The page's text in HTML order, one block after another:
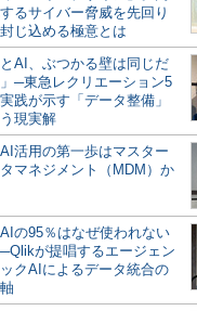
るサイバー脅威を先回り
じ込める極意とは
とAI、ぶつかる壁は同じだ
─東急レクリエーション5
践が示す「データ整備」
現実解
活用の第一歩はマスター
マネジメント（MDM）か
の95％はなぜ使われない
が提唱するエージェン
クAIによるデータ統合の